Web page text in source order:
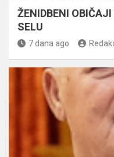
ŽENIDBENI
SELU
7 dana ago